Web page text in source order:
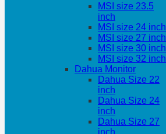
MSI size 23.5
inch
MSI size 24 inch
MSI size 27 inch
MSI size 30 inch
MSI size 32 inch
Dahua Monitor
Dahua Size 22
inch
Dahua Size 24
inch
Dahua Size 27
inch